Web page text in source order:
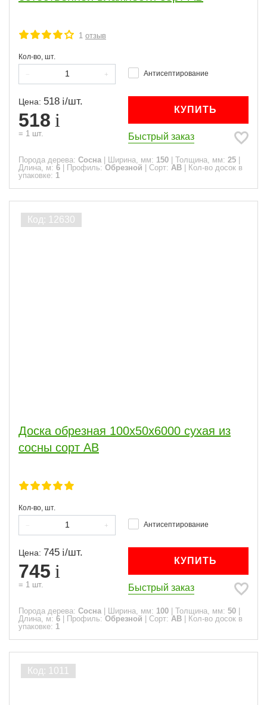
1 отзыв
Кол-во, шт.
Антисептирование
Цена: 518 /шт.
518
= 1 шт.
КУПИТЬ
Быстрый заказ
Порода дерева: Сосна Ширина, мм: 150 Толщина, мм: 25
Длина, м: 6 Профиль: Обрезной Сорт: АВ
Кол-во досок в
упаковке: 1
Доска обрезная 100x50x6000 сухая из
сосны сорт АВ
Кол-во, шт.
Антисептирование
Цена: 745 /шт.
745
= 1 шт.
КУПИТЬ
Быстрый заказ
Порода дерева: Сосна Ширина, мм: 100 Толщина, мм: 50
Длина, м: 6 Профиль: Обрезной Сорт: АВ
Кол-во досок в
упаковке: 1